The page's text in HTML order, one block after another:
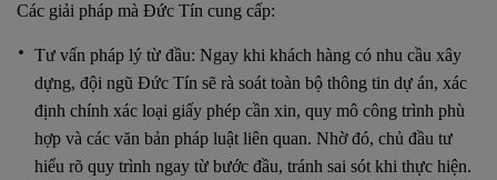
Các giải pháp mà Đức Tín cung cấp:
Tư vấn pháp lý từ đầu: Ngay khi khách hàng có nhu cầu xây
dựng, đội ngũ Đức Tín sẽ rà soát toàn bộ thông tin dự án, xác
định chính xác loại giấy phép cần xin, quy mô công trình phù
hợp và các văn bản pháp luật liên quan. Nhờ đó, chủ đầu tư
hiểu rõ quy trình ngay từ bước đầu, tránh sai sót khi thực hiện.